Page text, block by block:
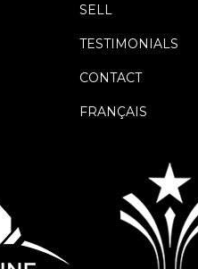
SELL
TESTIMONIALS
CONTACT
FRANÇAIS